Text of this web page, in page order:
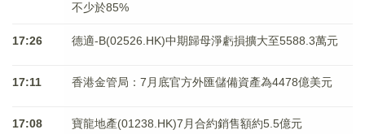
不少於85%
17:26 德適-B(02526.HK)中期歸母淨虧損擴大至5588.3萬元
17:11 香港金管局：7月底官方外匯儲備資產為4478億美元
17:08 寶龍地產(01238.HK)7月合約銷售額約5.5億元